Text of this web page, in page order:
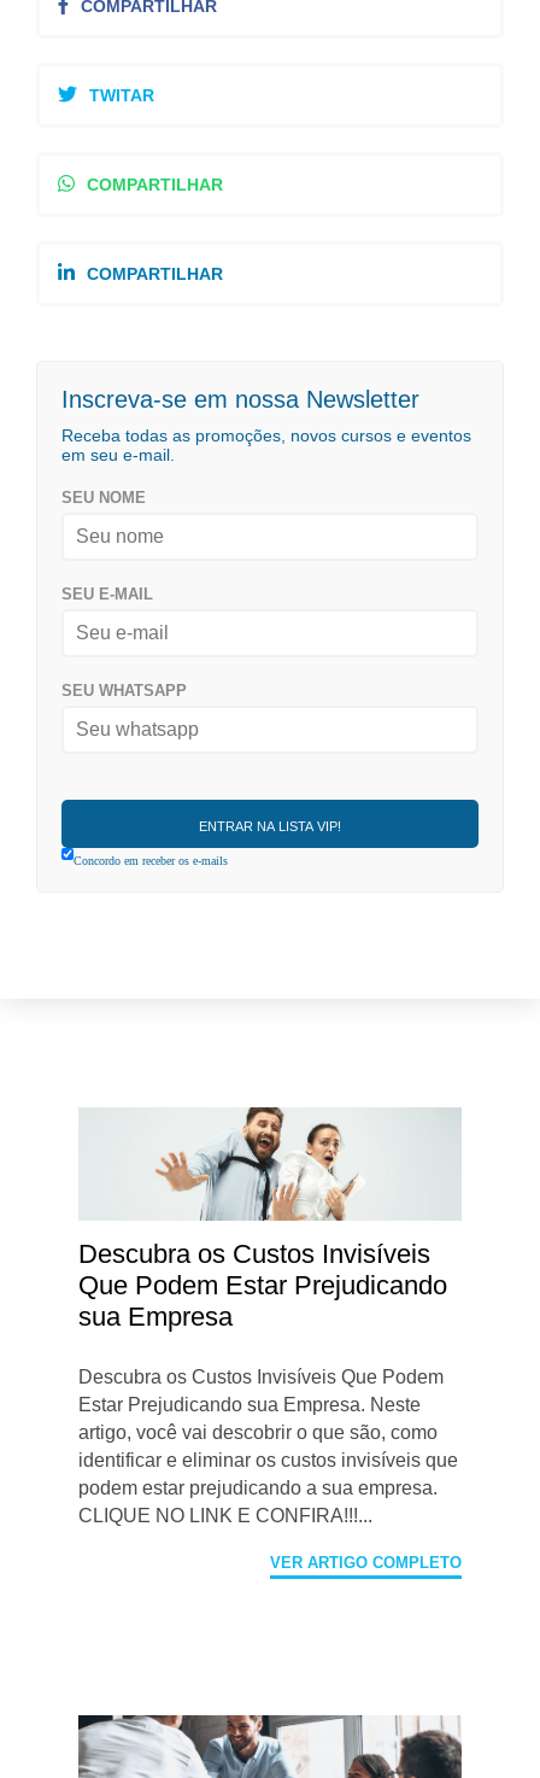
COMPARTILHAR
TWITAR
COMPARTILHAR
COMPARTILHAR
Inscreva-se em nossa Newsletter
Receba todas as promoções, novos cursos e eventos
em seu e-mail.
SEU NOME
SEU E-MAIL
SEU WHATSAPP
Concordo em receber os e-mails
Descubra os Custos Invisíveis
Que Podem Estar Prejudicando
sua Empresa
Descubra os Custos Invisíveis Que Podem
Estar Prejudicando sua Empresa. Neste
artigo, você vai descobrir o que são, como
identificar e eliminar os custos invisíveis que
podem estar prejudicando a sua empresa.
CLIQUE NO LINK E CONFIRA!!!...
VER ARTIGO COMPLETO